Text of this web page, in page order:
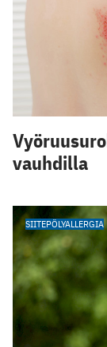
vauhdilla
SIITEPÖLYALLERGIA